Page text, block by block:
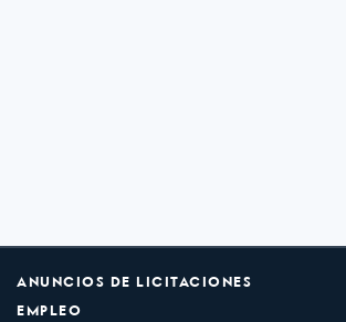
ANUNCIOS DE LICITACIONES
EMPLEO